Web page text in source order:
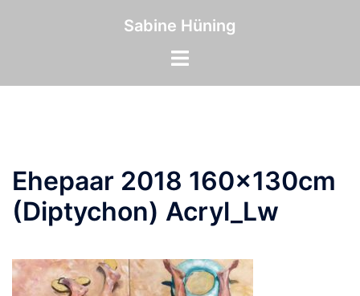
Sabine Hüning
Menü
umschalten
Ehepaar 2018 160x130cm
(Diptychon) Acryl_Lw